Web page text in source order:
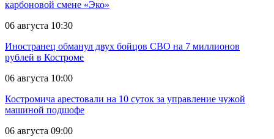
карбоновой смене «Эко»
06 августа 10:30
Иностранец обманул двух бойцов СВО на 7 миллионов
рублей в Костроме
06 августа 10:00
Костромича арестовали на 10 суток за управление чужой
машиной подшофе
06 августа 09:00